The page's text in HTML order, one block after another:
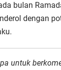
bulan
dengan
untuk